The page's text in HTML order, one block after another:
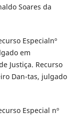
Soares da
Especialnº
em
Justiça. Recurso
Dan-tas, julgado
Especial nº